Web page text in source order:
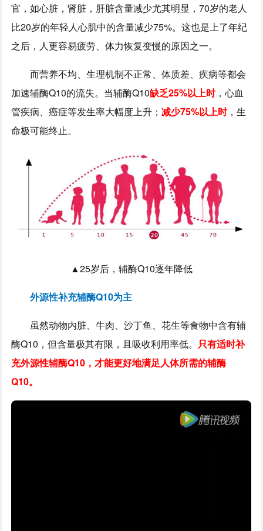
官，如心脏，肾脏，肝脏含量减少尤其明显，70岁的老人
比20岁的年轻人心肌中的含量减少75%。这也是上了年纪
之后，人更容易疲劳、体力恢复变慢的原因之一。
而营养不均、生理机制不正常、体质差、疾病等都会
加速辅酶Q10的流失。当辅酶Q10缺乏25%以上时，心血
管疾病、癌症等发生率大幅度上升；减少75%以上时，生
命极可能终止。
▲25岁后，辅酶Q10逐年降低
外源性补充辅酶Q10为主
虽然动物内脏、牛肉、沙丁鱼、花生等食物中含有辅
酶Q10，但含量极其有限，且吸收利用率低。 只有适时补
充外源性辅酶Q10，才能更好地满足人体所需的辅酶
Q10。